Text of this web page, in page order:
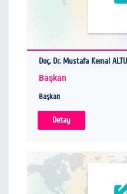
Doç. Dr. Mustafa Kemal
Başkan
Başkan
Detay